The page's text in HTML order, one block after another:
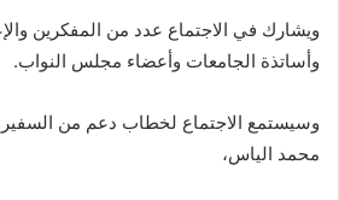
ويشارك في الاجتماع عدد من المفكرين
وأساتذة الجامعات وأعضاء مجلس النواب.
وسيستمع الاجتماع لخطاب دعم من السفير
محمد الياس،